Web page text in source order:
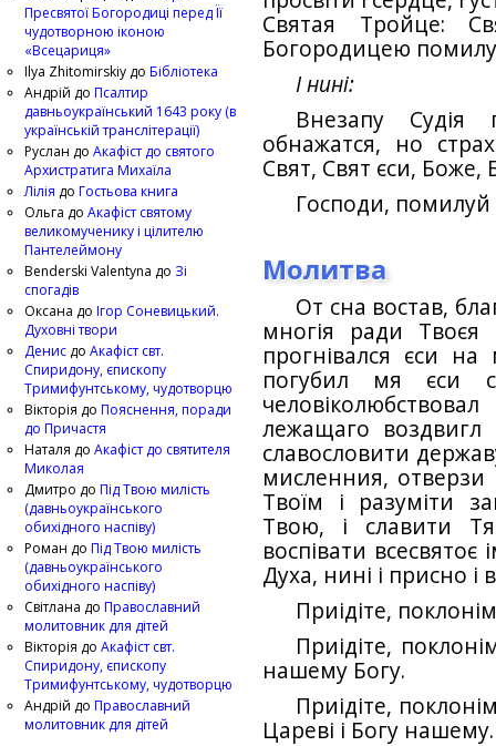
Святая Тройце:
Богородицею
І нині:
Внезапу Судія
обнажатся, но
Свят, Свят єси,
Господи, помилуй
Молитва
От сна востав,
многія ради Твоєя
прогнівался єси на
погубил мя єси
лежащаго
славословити
мисленния, отверзи
Твоїм і разуміти
Твою, і славити Тя
воспівати
Духа, нині і присно і
Приідіте,
Приідіте,
нашему Богу.
Приідіте,
Цареві і Богу нашему.
Пресвятої Богородиці перед Її
чудотворною іконою
«Всецариця»
Ilya Zhitomirskiy до Бібліотека
Андрій до Псалтир
давньоукраїнський 1643 року (в
українській транслітерації)
Руслан до Акафіст до святого
Архистратига Михаїла
Лілія до Гостьова книга
Ольга до Акафіст святому
великомученику і цілителю
Пантелеймону
Benderski Valentyna до Зі
спогадів
Оксана до Ігор Соневицький.
Духовні твори
Денис до Акафіст свт.
Спиридону, єпископу
Тримифунтському, чудотворцю
Вікторія до Пояснення, поради
до Причастя
Наталя до Акафіст до святителя
Миколая
Дмитро до Під Твою милість
(давньоукраїнського
обихідного наспіву)
Роман до Під Твою милість
(давньоукраїнського
обихідного наспіву)
Світлана до Православний
молитовник для дітей
Вікторія до Акафіст свт.
Спиридону, єпископу
Тримифунтському, чудотворцю
Андрій до Православний
молитовник для дітей